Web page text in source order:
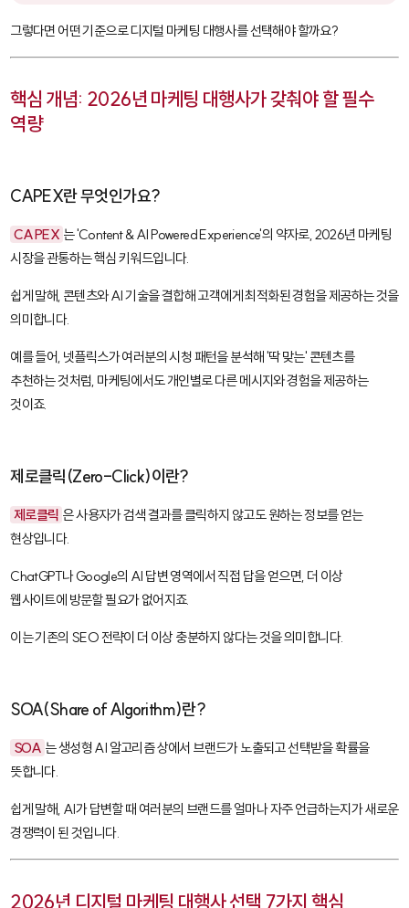
그렇다면 어떤 기준으로 디지털 마케팅 대행사를 선택해야 할까요?
핵심 개념: 2026년 마케팅 대행사가 갖춰야 할 필수
역량
CAPEX란 무엇인가요?
CAPEX 는 'Content & AI Powered Experience'의 약자로, 2026년 마케팅
시장을 관통하는 핵심 키워드입니다.
쉽게 말해, 콘텐츠와 AI 기술을 결합해 고객에게 최적화된 경험을 제공하는 것을
의미합니다.
예를 들어, 넷플릭스가 여러분의 시청 패턴을 분석해 '딱 맞는' 콘텐츠를
추천하는 것처럼, 마케팅에서도 개인별로 다른 메시지와 경험을 제공하는
것이죠.
제로클릭(Zero-Click)이란?
제로클릭 은 사용자가 검색 결과를 클릭하지 않고도 원하는 정보를 얻는
현상입니다.
ChatGPT나 Google의 AI 답변 영역에서 직접 답을 얻으면, 더 이상
웹사이트에 방문할 필요가 없어지죠.
이는 기존의 SEO 전략이 더 이상 충분하지 않다는 것을 의미합니다.
SOA(Share of Algorithm)란?
SOA 는 생성형 AI 알고리즘 상에서 브랜드가 노출되고 선택받을 확률을
뜻합니다.
쉽게 말해, AI가 답변할 때 여러분의 브랜드를 얼마나 자주 언급하는지가 새로운
경쟁력이 된 것입니다.
2026년 디지털 마케팅 대행사 선택 7가지 핵심